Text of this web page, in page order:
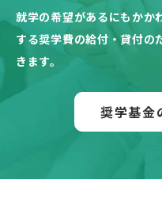
就学の希望があるにもかか
する奨学費の給付・貸付の
きます。
奨学基金